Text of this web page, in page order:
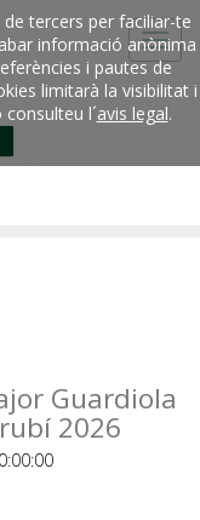
tercers per faciliar-te
informació anònima
i pautes de
limitarà la visibilitat i
l´avis legal.
Guardiola
2026